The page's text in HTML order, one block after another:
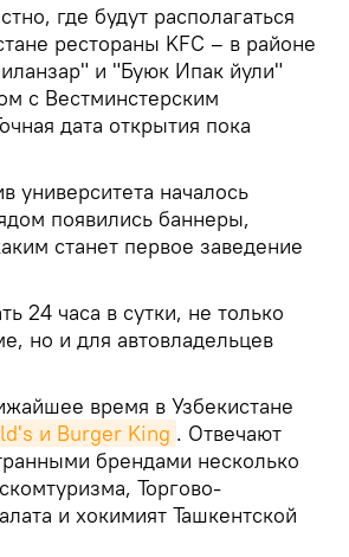
где будут располагаться
рестораны KFC – в районе
и "Буюк Ипак йули"
с Вестминстерским
дата открытия пока
университета началось
появились баннеры,
станет первое заведение
24 часа в сутки, не только
но и для автовладельцев
время в Узбекистане
и Burger King . Отвечают
брендами несколько
Торгово-
и хокимият Ташкентской